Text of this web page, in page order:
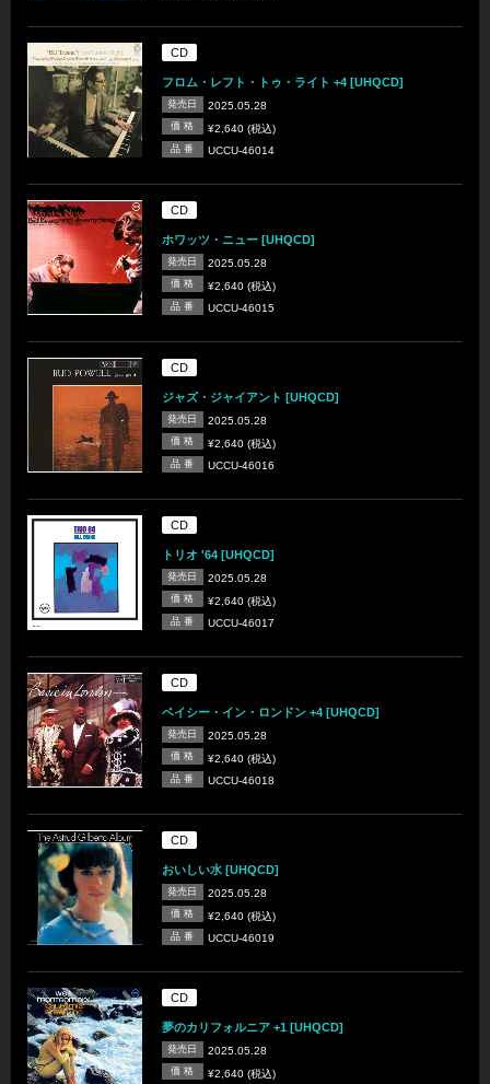
CD
フロム・レフト・トゥ・ライト +4 [UHQCD]
発売日 2025.05.28
価 格 ¥2,640 (税込)
品 番 UCCU-46014
CD
ホワッツ・ニュー [UHQCD]
発売日 2025.05.28
価 格 ¥2,640 (税込)
品 番 UCCU-46015
CD
ジャズ・ジャイアント [UHQCD]
発売日 2025.05.28
価 格 ¥2,640 (税込)
品 番 UCCU-46016
CD
トリオ '64 [UHQCD]
発売日 2025.05.28
価 格 ¥2,640 (税込)
品 番 UCCU-46017
CD
ベイシー・イン・ロンドン +4 [UHQCD]
発売日 2025.05.28
価 格 ¥2,640 (税込)
品 番 UCCU-46018
CD
おいしい水 [UHQCD]
発売日 2025.05.28
価 格 ¥2,640 (税込)
品 番 UCCU-46019
CD
夢のカリフォルニア +1 [UHQCD]
発売日 2025.05.28
価 格 ¥2,640 (税込)